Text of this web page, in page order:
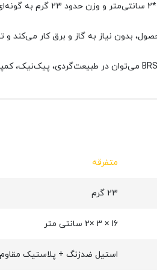
بدون نیاز به گاز و برق کار می‌کند و
متفرقه
23 گرم
16 × 3 ×2 سانتی متر
استیل ضدزنگ + پلاستیک مقاوم